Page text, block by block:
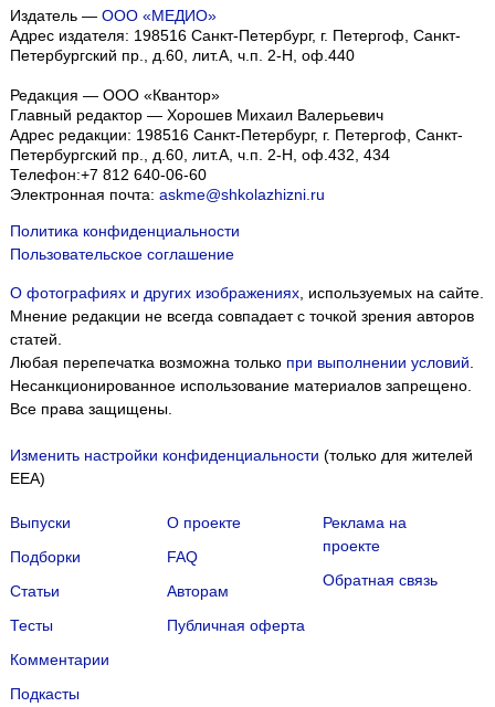
Издатель — ООО «МЕДИО»
Адрес издателя: 198516 Санкт-Петербург, г. Петергоф, Санкт-
Петербургский пр., д.60, лит.А, ч.п. 2-Н, оф.440
Редакция — ООО «Квантор»
Главный редактор — Хорошев Михаил Валерьевич
Адрес редакции: 198516 Санкт-Петербург, г. Петергоф Санкт-
Петербургский пр., д.60, лит.А, ч.п. 2-Н, оф.432, 434
Телефон:+7 812 640-06-60
Электронная почта: askme@shkolazhizni.ru
Политика конфиденциальности
Пользовательское соглашение
О фотографиях и других изображениях, используемых на сайте.
Мнение редакции не всегда совпадает с точкой зрения авторов
статей.
Любая перепечатка возможна только при выполнении условий
Несанкционированное использование материалов запрещено.
Все права защищены.
Изменить настройки конфиденциальности (только для жителей
EEA)
Выпуски
Подборки
Статьи
Тесты
Комментарии
Подкасты
О проекте
FAQ
Авторам
Публичная оферта
Реклама на
проекте
Обратная связь